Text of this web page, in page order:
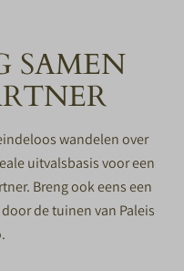
SAMEN
wandelen over
uitvalsbasis voor een
Breng ook eens een
de tuinen van Paleis